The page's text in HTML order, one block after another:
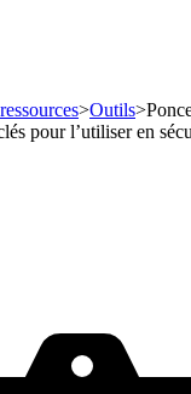
>Outils>
pour l’utiliser en